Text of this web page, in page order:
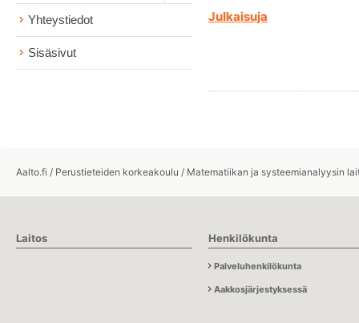
Yhteystiedot
Sisäsivut
Julkaisuja
Aalto.fi / Perustieteiden korkeakoulu / Matematiikan ja systeemianalyysin
Laitos Henkilökunta
Palveluhenkilökunta
Aakkosjärjestyksessä